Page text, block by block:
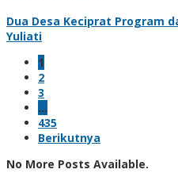
Dua Desa Keciprat Program
Yuliati
1
2
3
…
435
Berikutnya
No More Posts Available.